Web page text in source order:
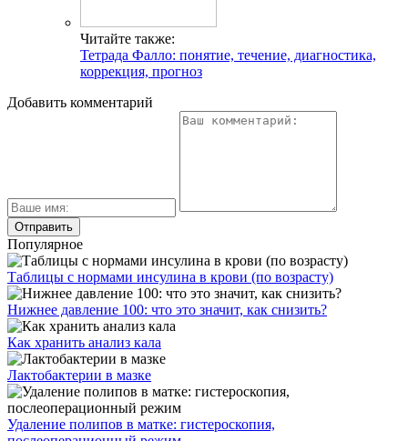
Читайте также:
Тетрада Фалло: понятие, течение, диагностика,
коррекция, прогноз
Добавить комментарий
Популярное
Таблицы с нормами инсулина в крови (по возрасту)
Нижнее давление 100: что это значит, как снизить?
Как хранить анализ кала
Лактобактерии в мазке
Удаление полипов в матке: гистероскопия,